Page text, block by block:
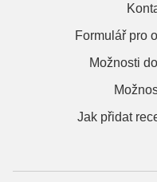
Formulář pro
Možnosti
Jak přidat